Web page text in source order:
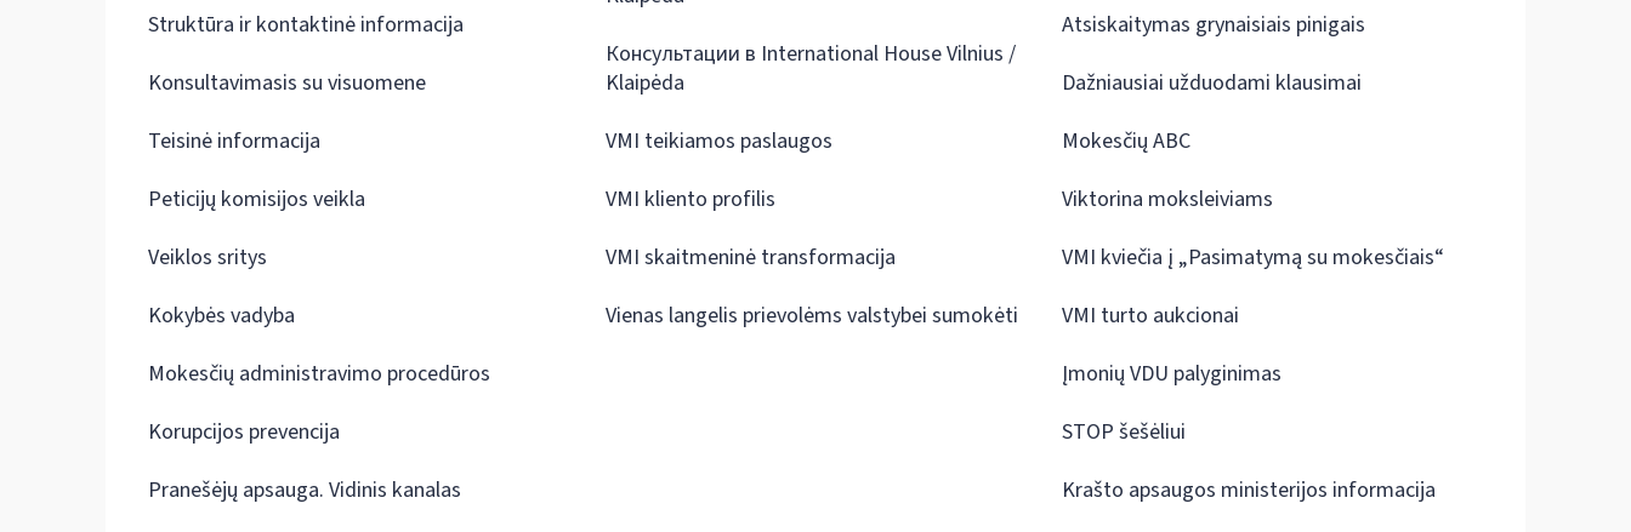
Struktūra ir kontaktinė informacija
Konsultavimasis su visuomene
Teisinė informacija
Peticijų komisijos veikla
Veiklos sritys
Kokybės vadyba
Mokesčių administravimo procedūros
Korupcijos prevencija
Pranešėjų apsauga. Vidinis kanalas
Консультации в International House Vilnius /
Klaipėda
VMI teikiamos paslaugos
VMI kliento profilis
VMI skaitmeninė transformacija
Vienas langelis prievolėms valstybei sumokėti
Atsiskaitymas grynaisiais pinigais
Dažniausiai užduodami klausimai
Mokesčių ABC
Viktorina moksleiviams
VMI kviečia į „Pasimatymą su mokesčiais“
VMI turto aukcionai
Įmonių VDU palyginimas
STOP šešėliui
Krašto apsaugos ministerijos informacija